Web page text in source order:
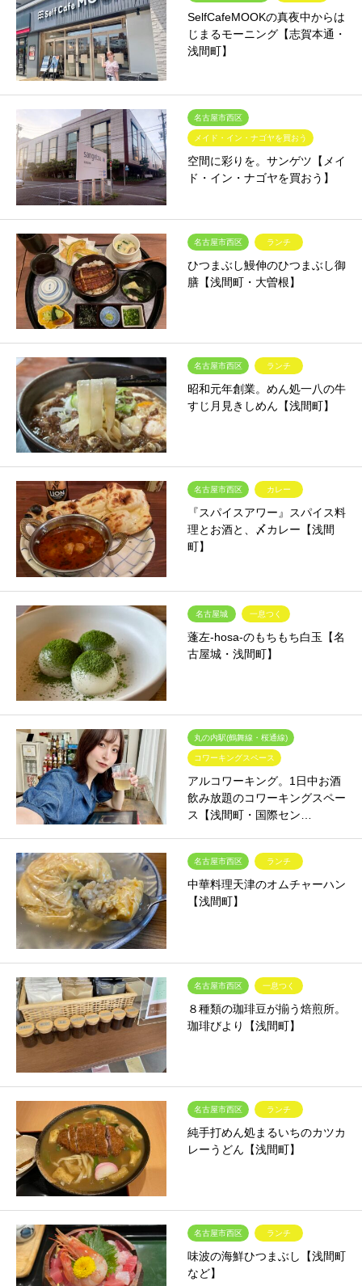
SelfCafeMOOKの真夜中からは
じまるモーニング【志賀本通・
浅間町】
名古屋市西区
メイド・イン・ナゴヤを買おう
空間に彩りを。サンゲツ【メイ
ド・イン・ナゴヤを買おう】
名古屋市西区 ランチ
ひつまぶし鰻伸のひつまぶし御
膳【浅間町・大曽根】
名古屋市西区 ランチ
昭和元年創業。めん処一八の牛
すじ月見きしめん【浅間町】
名古屋市西区 カレー
『スパイスアワー』スパイス料
理とお酒と、〆カレー【浅間
町】
名古屋城 一息つく
蓬左-hosa-のもちもち白玉【名
古屋城・浅間町】
丸の内駅(鶴舞線・桜通線)
コワーキングスペース
アルコワーキング。1日中お酒
飲み放題のコワーキングスペー
ス【浅間町・国際セン…
名古屋市西区 ランチ
中華料理天津のオムチャーハン
【浅間町】
名古屋市西区 一息つく
８種類の珈琲豆が揃う焙煎所。
珈琲びより【浅間町】
名古屋市西区 ランチ
純手打めん処まるいちのカツカ
レーうどん【浅間町】
名古屋市西区 ランチ
味波の海鮮ひつまぶし【浅間町
など】